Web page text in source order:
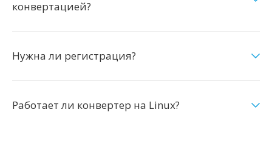
конвертацией?
Нужна ли регистрация?
Работает ли конвертер на Linux?